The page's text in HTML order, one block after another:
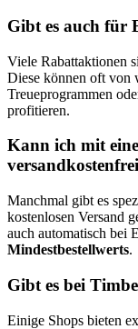
Gibt es auch für
Viele Rabattaktionen
Diese können oft von
Treueprogrammen
profitieren.
Kann ich mit
Manchmal gibt es
kostenlosen Versand
auch automatisch bei
Mindestbestellwerts.
Gibt es bei
Einige Shops bieten